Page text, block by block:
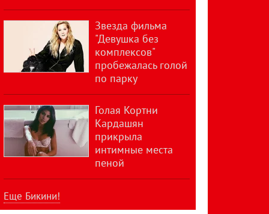
Звезда фильма
"Девушка без
комплексов"
пробежалась голой
по парку
Голая Кортни
Кардашян
прикрыла
интимные места
пеной
Еще Бикини!